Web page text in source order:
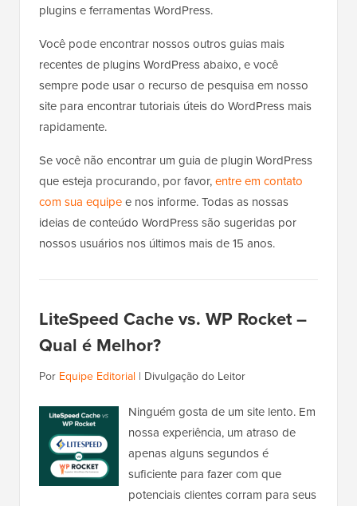
plugins e ferramentas WordPress.
Você pode encontrar nossos outros guias mais
recentes de plugins WordPress abaixo, e você
sempre pode usar o recurso de pesquisa em nosso
site para encontrar tutoriais úteis do WordPress mais
rapidamente.
Se você não encontrar um guia de plugin WordPress
que esteja procurando, por favor,entre em contato
com sua equipee nos informe. Todas as nossas
ideias de conteúdo WordPress são sugeridas por
nossos usuários nos últimos mais de 15 anos.
LiteSpeed Cache vs. WP Rocket –
Qual é Melhor?
Por Equipe Editorial | Divulgação do Leitor
Ninguém gosta de um site lento. Em
nossa experiência, um atraso de
apenas alguns segundos é
suficiente para fazer com que
potenciais clientes corram para seus